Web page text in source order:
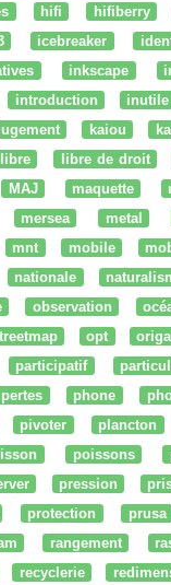
hifi hifiberry
icebreaker
inkscape
introduction inutile
kaiou
libre libre de droit
MAJ maquette
mersea metal
mnt mobile
nationale
observation
opt
participatif
pertes phone
pivoter plancton
poissons
pression
protection prusa
rangement
recyclerie